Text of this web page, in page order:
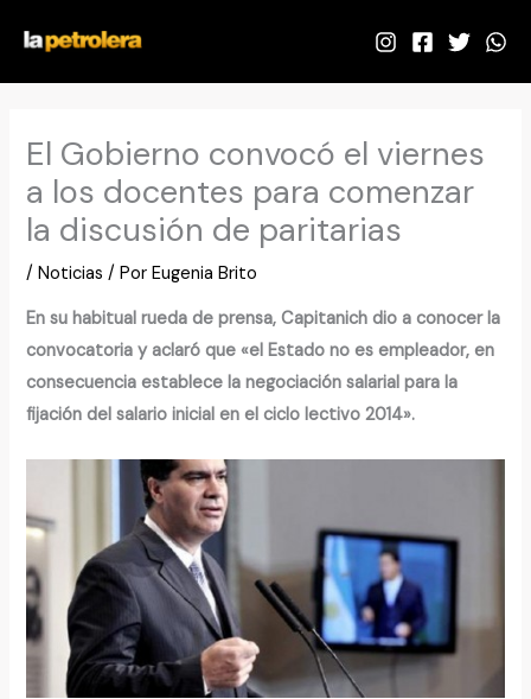
contenido
El Gobierno convocó el viernes
a los docentes para comenzar
la discusión de paritarias
/Noticias / PorEugenia Brito
En su habitual rueda de prensa, Capitanich dio a conocer la
convocatoria y aclaró que «el Estado no es empleador, en
consecuencia establece la negociación salarial para la
fijación del salario inicial en el ciclo lectivo 2014».